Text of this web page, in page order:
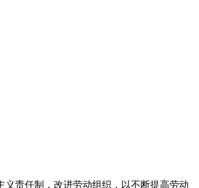
责任制，改进劳动组织，以不断提高劳动